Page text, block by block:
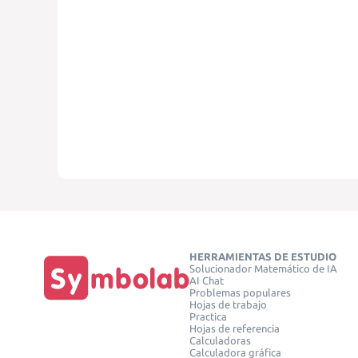
HERRAMIENTAS DE ESTUDIO
Solucionador Matemático de IA
AI Chat
Problemas populares
Hojas de trabajo
Practica
Hojas de referencia
Calculadoras
Calculadora gráfica